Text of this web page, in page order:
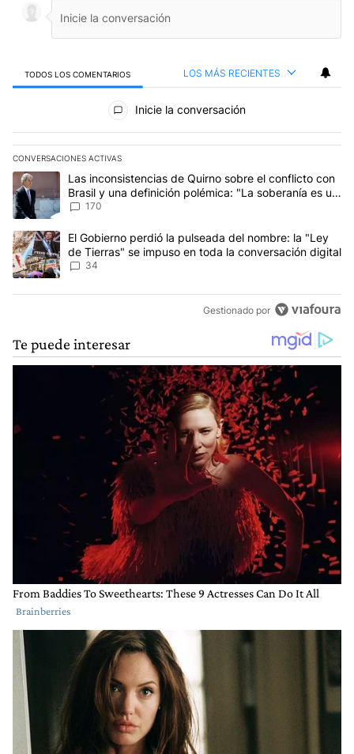
TODOS LOS COMENTARIOS LOS MÁS RECIENTES
Todos los comentarios
Inicie la conversación
CONVERSACIONES ACTIVAS
Este listado muestra los artículos con más comentarios en los
Un artículo de tendencia con el título "Las inconsistencias de
Las inconsistencias de Quirno sobre el conflicto con
Brasil y una definición polémica: "La soberanía es un
concepto antiguo"
170
Un artículo de tendencia con el título "El Gobierno perdió la
El Gobierno perdió la pulseada del nombre: la "Ley
de Tierras" se impuso en toda la conversación digital
34
Gestionado por